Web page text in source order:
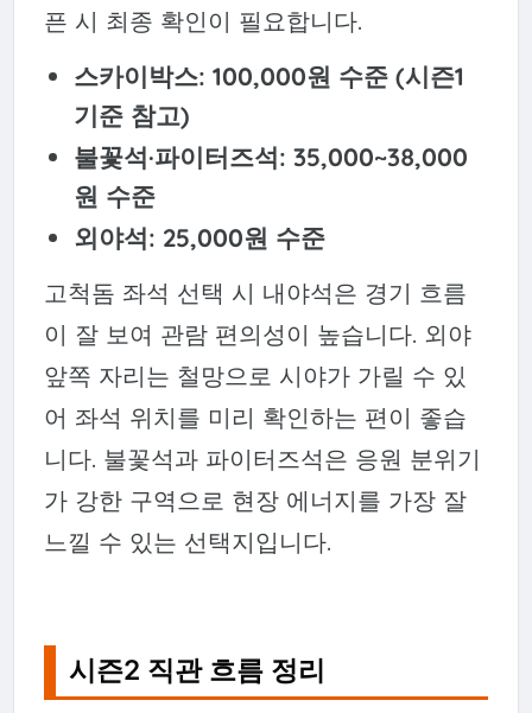
픈 시 최종 확인이 필요합니다.
스카이박스: 100,000원 수준 (시즌1
기준 참고)
불꽃석·파이터즈석: 35,000~38,000
원 수준
외야석: 25,000원 수준
고척돔 좌석 선택 시 내야석은 경기 흐름
이 잘 보여 관람 편의성이 높습니다. 외야
앞쪽 자리는 철망으로 시야가 가릴 수 있
어 좌석 위치를 미리 확인하는 편이 좋습
니다. 불꽃석과 파이터즈석은 응원 분위기
가 강한 구역으로 현장 에너지를 가장 잘
느낄 수 있는 선택지입니다.
시즌2 직관 흐름 정리